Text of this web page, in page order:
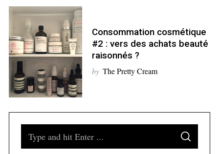
Consommation cosmétique
#2 : vers des achats beauté
raisonnés ?
by The Pretty Cream
S
A
e
a
c
h
f
o
r
: